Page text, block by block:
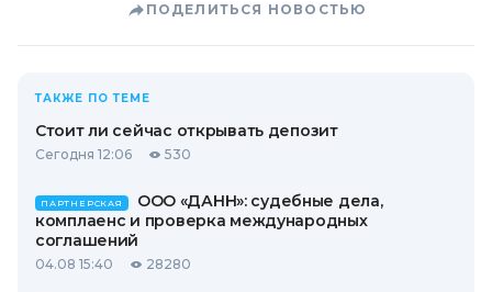
ПОДЕЛИТЬСЯ НОВОСТЬЮ
ТАКЖЕ ПО ТЕМЕ
Стоит ли сейчас открывать депозит
Сегодня 12:06 530
ПАРТНЕРСКАЯ
ООО «ДАНН»: судебные дела,
комплаенс и проверка международных
соглашений
04.08 15:40 28280